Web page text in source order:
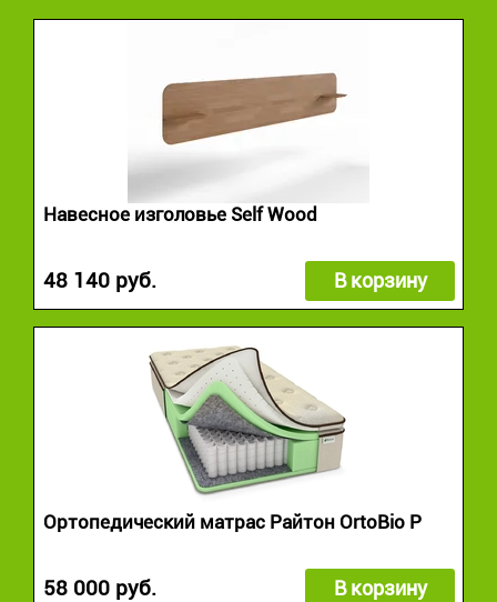
Навесное изголовье Self Wood
48 140 руб. В корзину
Ортопедический матрас Райтон OrtoBio P
58 000 руб. В корзину